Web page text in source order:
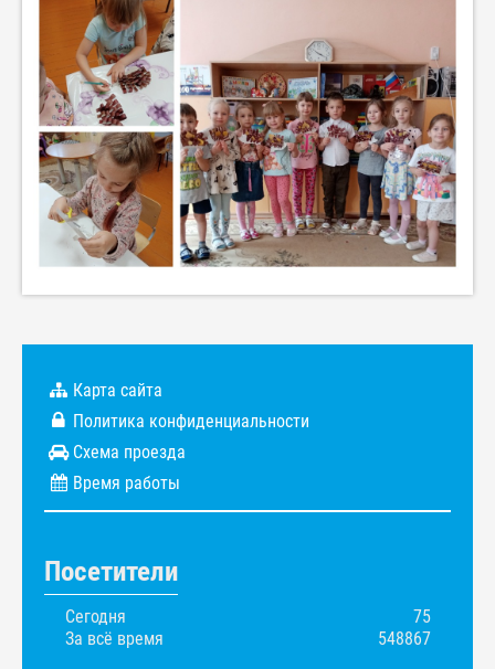
Карта сайта
Политика конфиденциальности
Схема проезда
Время работы
Посетители
Сегодня
75
За всё время
548867